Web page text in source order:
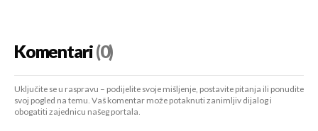
Komentari(0)
Uključite se u raspravu – podijelite svoje mišljenje, postavite pitanja ili ponudite
svoj pogled na temu. Vaš komentar može potaknuti zanimljiv dijalog i
obogatiti zajednicu našeg portala.